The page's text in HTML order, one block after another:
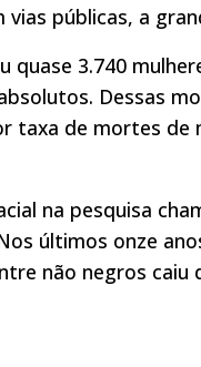
vias públicas, a
quase 3.740
Dessas
taxa de mortes de
na pesquisa
últimos onze
não negros caiu